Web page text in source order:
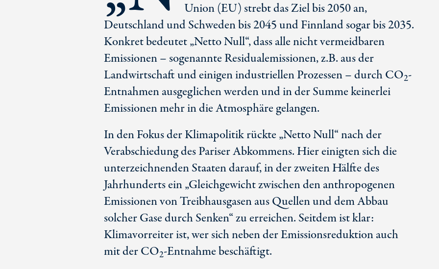
Union (EU) strebt das Ziel bis 2050 an,
Deutschland und Schweden bis 2045 und Finnland sogar bis 2035.
Konkret bedeutet „Netto Null“, dass alle nicht vermeidbaren
Emissionen – sogenannte Residualemissionen, z.B. aus der
Landwirtschaft und einigen industriellen Prozessen – durch CO2-
Entnahmen ausgeglichen werden und in der Summe keinerlei
Emissionen mehr in die Atmosphäre gelangen.
In den Fokus der Klimapolitik rückte „Netto Null“ nach der
Verabschiedung des Pariser Abkommens. Hier einigten sich die
unterzeichnenden Staaten darauf, in der zweiten Hälfte des
Jahrhunderts ein „Gleichgewicht zwischen den anthropogenen
Emissionen von Treibhausgasen aus Quellen und dem Abbau
solcher Gase durch Senken“ zu erreichen. Seitdem ist klar:
Klimavorreiter ist, wer sich neben der Emissionsreduktion auch
mit der CO2-Entnahme beschäftigt.